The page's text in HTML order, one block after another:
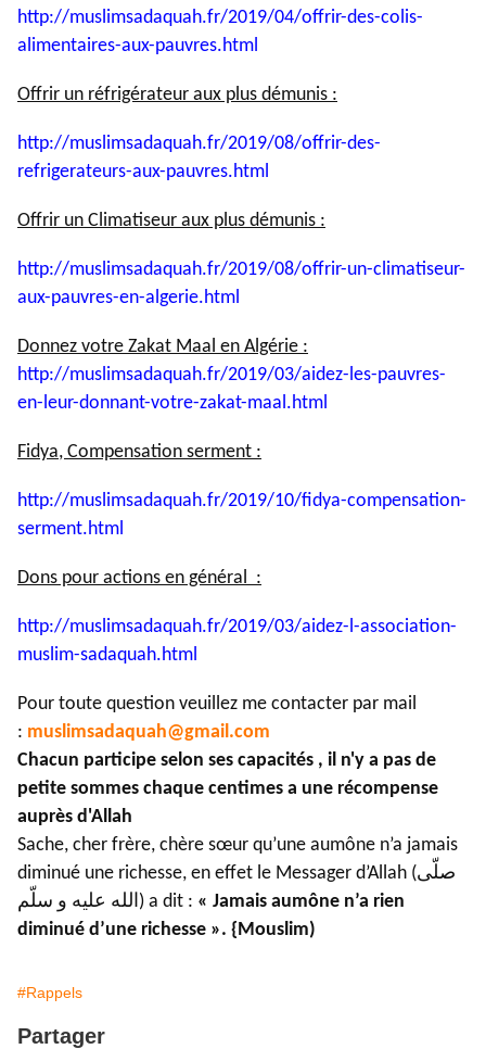
http://muslimsadaquah.fr/2019/04/offrir-des-colis-
alimentaires-aux-pauvres.html
Offrir un réfrigérateur aux plus démunis :
http://muslimsadaquah.fr/2019/08/offrir-des-
refrigerateurs-aux-pauvres.html
Offrir un Climatiseur aux plus démunis :
http://muslimsadaquah.fr/2019/08/offrir-un-climatiseur-
aux-pauvres-en-algerie.html
Donnez votre Zakat Maal en Algérie :
http://muslimsadaquah.fr/2019/03/aidez-les-pauvres-
en-leur-donnant-votre-zakat-maal.html
Fidya, Compensation serment :
http://muslimsadaquah.fr/2019/10/fidya-compensation-
serment.html
Dons pour actions en général :
http://muslimsadaquah.fr/2019/03/aidez-l-association-
muslim-sadaquah.html
Pour toute question veuillez me contacter par mail
: muslimsadaquah@gmail.com
Chacun participe selon ses capacités , il n'y a pas de
petite sommes chaque centimes a une récompense
auprès d'Allah
Sache, cher frère, chère sœur qu’une aumône n’a jamais
diminué une richesse, en effet le Messager d’Allah (صلّى
الله عليه و سلّم) a dit : « Jamais aumône n’a rien
diminué d’une richesse ». {Mouslim)
#Rappels
Partager